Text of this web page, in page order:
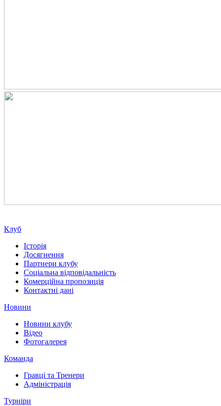
Клуб
Історія
Досягнення
Партнери клубу
Соціальна відповідальність
Комерційна пропозиція
Контактні дані
Новини
Новини клубу
Відео
Фотогалерея
Команда
Гравці та Тренери
Адміністрація
Турніри